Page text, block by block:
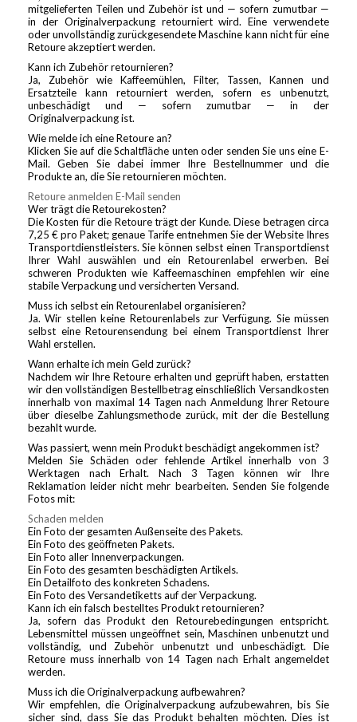
mitgelieferten Teilen und Zubehör ist und — sofern zumutbar —
in der Originalverpackung retourniert wird. Eine verwendete
oder unvollständig zurückgesendete Maschine kann nicht für eine
Retoure akzeptiert werden.
Kann ich Zubehör retournieren?
Ja, Zubehör wie Kaffeemühlen, Filter, Tassen, Kannen und
Ersatzteile kann retourniert werden, sofern es unbenutzt,
unbeschädigt und — sofern zumutbar — in der
Originalverpackung ist.
Wie melde ich eine Retoure an?
Klicken Sie auf die Schaltfläche unten oder senden Sie uns eine E-
Mail. Geben Sie dabei immer Ihre Bestellnummer und die
Produkte an, die Sie retournieren möchten.
Retoure anmelden E-Mail senden
Wer trägt die Retourekosten?
Die Kosten für die Retoure trägt der Kunde. Diese betragen circa
7,25 € pro Paket; genaue Tarife entnehmen Sie der Website Ihres
Transportdienstleisters. Sie können selbst einen Transportdienst
Ihrer Wahl auswählen und ein Retourenlabel erwerben. Bei
schweren Produkten wie Kaffeemaschinen empfehlen wir eine
stabile Verpackung und versicherten Versand.
Muss ich selbst ein Retourenlabel organisieren?
Ja. Wir stellen keine Retourenlabels zur Verfügung. Sie müssen
selbst eine Retourensendung bei einem Transportdienst Ihrer
Wahl erstellen.
Wann erhalte ich mein Geld zurück?
Nachdem wir Ihre Retoure erhalten und geprüft haben, erstatten
wir den vollständigen Bestellbetrag einschließlich Versandkosten
innerhalb von maximal 14 Tagen nach Anmeldung Ihrer Retoure
über dieselbe Zahlungsmethode zurück, mit der die Bestellung
bezahlt wurde.
Was passiert, wenn mein Produkt beschädigt angekommen ist?
Melden Sie Schäden oder fehlende Artikel innerhalb von 3
Werktagen nach Erhalt. Nach 3 Tagen können wir Ihre
Reklamation leider nicht mehr bearbeiten. Senden Sie folgende
Fotos mit:
Schaden melden
Ein Foto der gesamten Außenseite des Pakets.
Ein Foto des geöffneten Pakets.
Ein Foto aller Innenverpackungen.
Ein Foto des gesamten beschädigten Artikels.
Ein Detailfoto des konkreten Schadens.
Ein Foto des Versandetiketts auf der Verpackung.
Kann ich ein falsch bestelltes Produkt retournieren?
Ja, sofern das Produkt den Retourebedingungen entspricht.
Lebensmittel müssen ungeöffnet sein, Maschinen unbenutzt und
vollständig, und Zubehör unbenutzt und unbeschädigt. Die
Retoure muss innerhalb von 14 Tagen nach Erhalt angemeldet
werden.
Muss ich die Originalverpackung aufbewahren?
Wir empfehlen, die Originalverpackung aufzubewahren, bis Sie
sicher sind, dass Sie das Produkt behalten möchten. Dies ist